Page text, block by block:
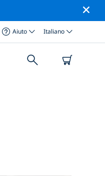
Aiuto Italiano